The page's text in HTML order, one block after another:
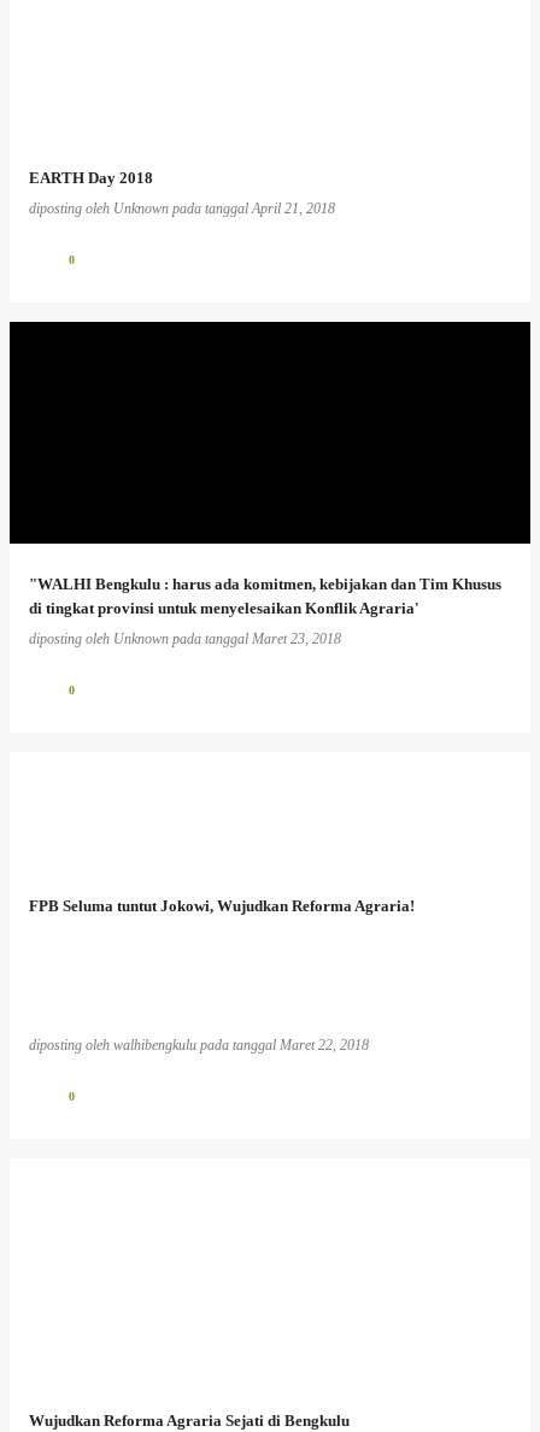
EARTH Day 2018
diposting oleh Unknown pada tanggalApril 21, 2018
0
"WALHI Bengkulu : harus ada komitmen, kebijakan dan Tim Khusus
di tingkat provinsi untuk menyelesaikan Konflik Agraria'
diposting oleh Unknown pada tanggal Maret 23, 2018
0
FPB Seluma tuntut Jokowi, Wujudkan Reforma Agraria!
diposting oleh walhibengkulu pada tanggal Maret 22, 2018
0
Wujudkan Reforma Agraria Sejati di Bengkulu